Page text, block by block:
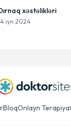
xəstəlikləri
iyn 2024
BloqOnlayn Terapiya